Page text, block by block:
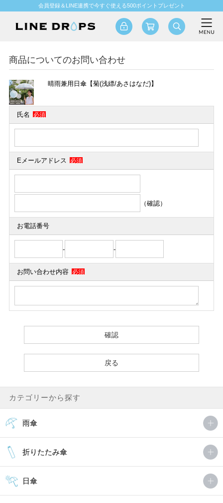
会員登録＆LINE連携で今すぐ使える500ポイントプレゼント
商品についてのお問い合わせ
晴雨兼用日傘【菊(浅縹/あさはなだ)】
氏名 必須
Eメールアドレス 必須
（確認）
お電話番号
- -
お問い合わせ内容 必須
カテゴリーから探す
雨傘
折りたたみ傘
日傘